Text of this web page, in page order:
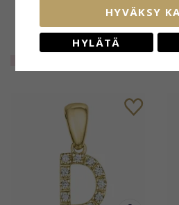
hopeaa - My Letter
CHANTI hinta
34,-
HYVÄKSY
HYLÄTÄ